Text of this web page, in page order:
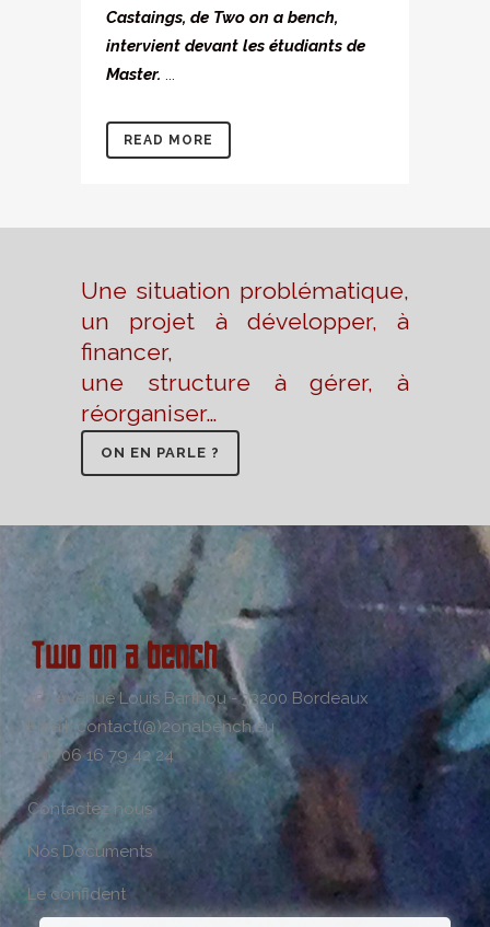
Castaings, de Two on a bench,
intervient devant les étudiants de
Master. ...
READ MORE
Une situation problématique,
un projet à développer, à
financer,
une structure à gérer, à
réorganiser…
ON EN PARLE ?
157 Avenue Louis Barthou - 33200 Bordeaux
Email: contact(@)2onabench.eu
Tel : 06 16 79 42 24
Contactez nous
Nos Documents
Le confident